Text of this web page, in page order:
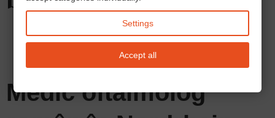
map Orașe:
Oberhausen Hagen Hamm Leverkusen Solingen Herne Neuss Paderborn
Remscheid Recklinghausen
Medic oftalmolog
Settings
Accept all